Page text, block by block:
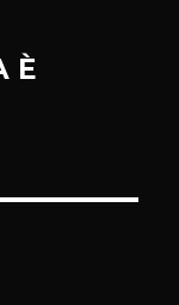
È